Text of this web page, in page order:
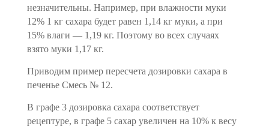
незначительны. Например, при влажности муки
12% 1 кг сахара будет равен 1,14 кг муки, а при
15% влаги — 1,19 кг. Поэтому во всех случаях
взято муки 1,17 кг.
Приводим пример пересчета дозировки сахара в
печенье Смесь № 12.
В графе 3 дозировка сахара соответствует
рецептуре, в графе 5 сахар увеличен на 10% к весу